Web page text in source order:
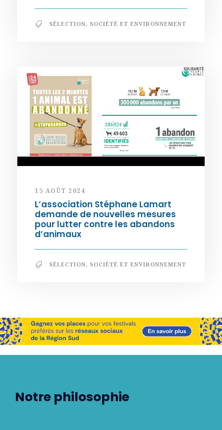
SÉLECTION, SOCIÉTÉ ET ENVIRONNEMENT
15 AOÛT 2024
L’association Stéphane Lamart
demande de nouvelles mesures
pour lutter contre les abandons
d’animaux
SÉLECTION, SOCIÉTÉ ET ENVIRONNEMENT
Notre philosophie